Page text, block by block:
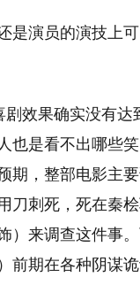
演员的演技上
效果确实没有
也是看不出哪些
，整部电影主
刀刺死，死在秦
）来调查这件事
前期在各种阴谋